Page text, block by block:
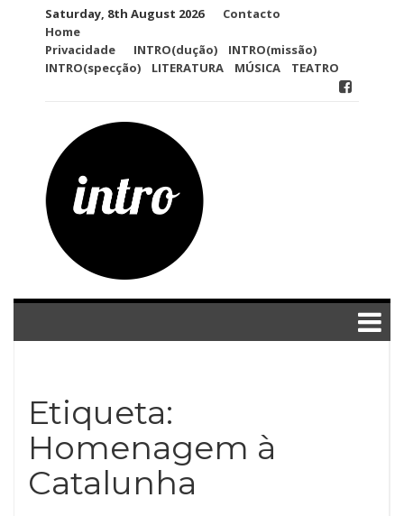
Saturday, 8th August 2026
Contacto
Home
Privacidade
INTRO(dução)
INTRO(missão)
INTRO(specção)
LITERATURA MÚSICA TEATRO
Etiqueta:
Homenagem à
Catalunha